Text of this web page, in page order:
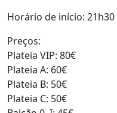
Horário de início: 21h30
Preços:
Plateia VIP: 80€
Plateia A: 60€
Plateia B: 50€
Plateia C: 50€